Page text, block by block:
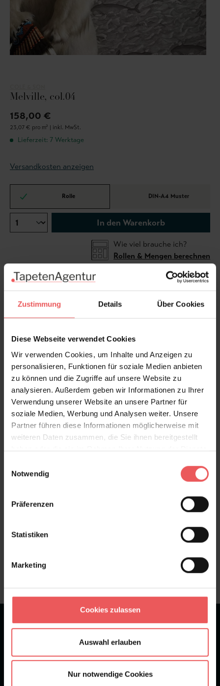
Zustimmung Details Über Cookies
Diese Webseite verwendet Cookies
Wir verwenden Cookies, um Inhalte und Anzeigen zu
personalisieren, Funktionen für soziale Medien anbieten
zu können und die Zugriffe auf unsere Website zu
analysieren. Außerdem geben wir Informationen zu Ihrer
Verwendung unserer Website an unsere Partner für
soziale Medien, Werbung und Analysen weiter. Unsere
Partner führen diese Informationen möglicherweise mit
weiteren Daten zusammen, die Sie ihnen bereitgestellt
haben oder die sie im Rahmen Ihrer Nutzung der Dienste
Notwendig
Präferenzen
Statistiken
Marketing
Cookies zulassen
Auswahl erlauben
Nur notwendige Cookies
Melville, col.04
158,00 €
23,07 € pro m² | inkl. MwSt.
Lieferzeit: 7 Werktage
Versandkosten anzeigen
Rolle DIN-A4 Muster
In den Warenkorb
Wie viel brauche ich?
Rollen & Mengen berechnen
Diese außergwöhnliche Tapete nimmt uns mit auf
Reisen. Es machen sich wundersame, altehrwürdige
erforschen. Wale, kleine Fische und große
Wandgestaltung besonders in Badezimmern oder
begrüßen unsere Gäste im Eingangsbereich.
Produktdetails
Versand & Zahlung
Bewertungen
★★★★★Bei 1245 Bewertungen